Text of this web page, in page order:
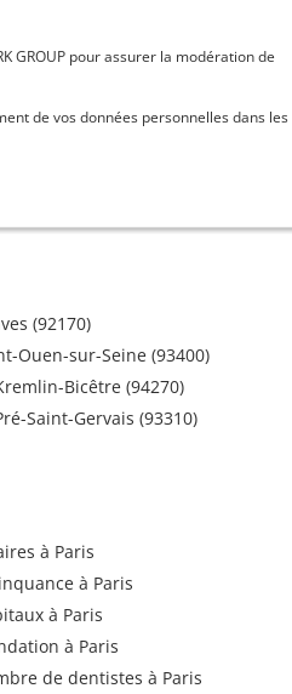
GROUP pour assurer la modération de
de vos données personnelles dans les
(92170)
Ouen-sur-Seine (93400)
Bicêtre (94270)
Saint-Gervais (93310)
à Paris
à Paris
à Paris
à Paris
de dentistes à Paris